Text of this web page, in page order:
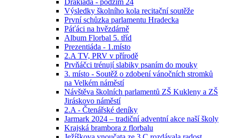
Drakiáda - podzim 24
Výsledky školního kola recitační soutěže
První schůzka parlamentu Hradecka
Páťáci na hvězdárně
Album Florbal 5. tříd
Prezentiáda - 1.místo
2.A TV, PRV v přírodě
Prvňáčci trénují slabiky psaním do mouky
3. místo - Soutěž o zdobení vánočních stromků
na Velkém náměstí
Návštěva školních parlamentů ZŠ Kukleny a ZŠ
Jiráskovo náměstí
2.A - Čtenářské deníky
Jarmark 2024 – tradiční adventní akce naší školy
Krajská brambora z florbalu